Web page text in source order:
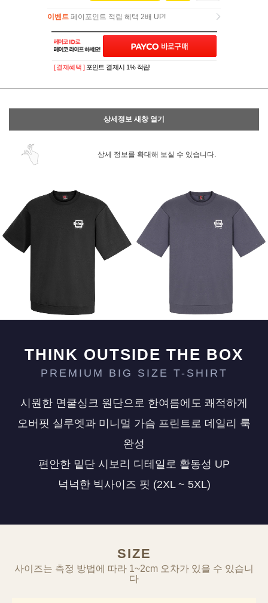
이벤트 페이포인트 적립 혜택 2배 UP!
이벤트페이포인트 적립 혜택 2배 UP!
[ 결제혜택 ] 포인트 결제시 1% 적립!
상세정보 새창 열기
상세 정보를 확대해 보실 수 있습니다.
THINK OUTSIDE THE BOX
PREMIUM BIG SIZE T-SHIRT
시원한 면쿨싱크 원단으로 한여름에도 쾌적하게
오버핏 실루엣과 미니멀 가슴 프린트로 데일리 룩
완성
편안한 밑단 시보리 디테일로 활동성 UP
넉넉한 빅사이즈 핏 (2XL ~ 5XL)
SIZE
사이즈는 측정 방법에 따라 1~2cm 오차가 있을 수 있습니
다